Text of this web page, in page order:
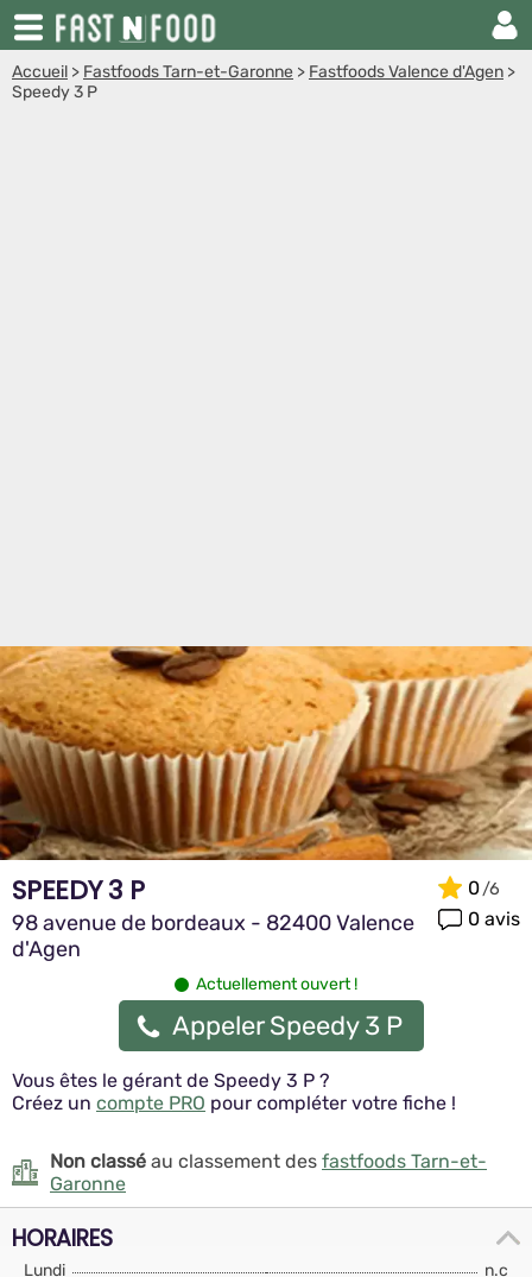
Accueil > Fastfoods Tarn-et-Garonne > Fastfoods Valence d'Agen >
Speedy 3 P
SPEEDY 3 P
98 avenue de bordeaux - 82400 Valence
d'Agen
0
0 avis
Actuellement ouvert !
Appeler Speedy 3 P
Vous êtes le gérant de Speedy 3 P ?
Créez un compte PRO pour compléter votre fiche !
Non classé au classement des fastfoods Tarn-et-
Garonne
HORAIRES
Lundi
n.c